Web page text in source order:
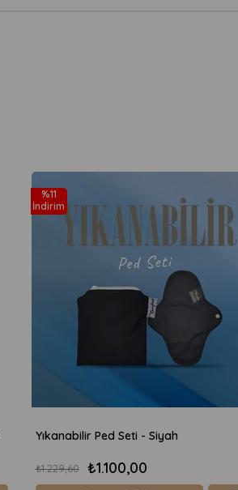
Yıkanabilir Ped Seti - Siyah
₺1.100,00
₺1.229,60
%11
İndirim